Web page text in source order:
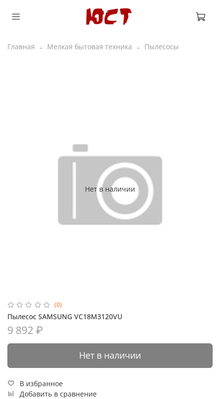
Главная Мелкая бытовая техника Пылесосы
Нет в наличии
(0)
Пылесос SAMSUNG VC18M3120VU
9 892 ₽
Нет в наличии
В избранное
Добавить в сравнение